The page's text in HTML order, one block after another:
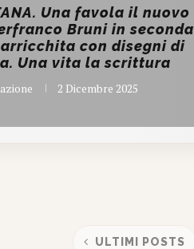
Una favola il nuovo
Bruni in seconda
con disegni di
Una vita la scrittura
2 Dicembre 2025
ULTIMI POSTS